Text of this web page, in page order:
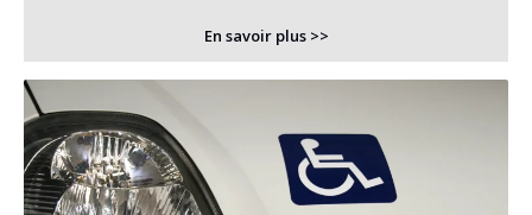
En savoir plus >>